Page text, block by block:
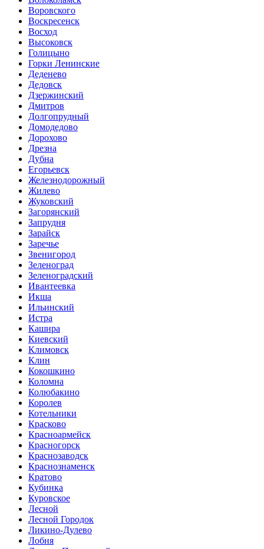
Воровского
Воскресенск
Восход
Высоковск
Голицыно
Горки Ленинские
Деденево
Дедовск
Дзержинский
Дмитров
Долгопрудный
Домодедово
Дорохово
Дрезна
Дубна
Егорьевск
Железнодорожный
Жилево
Жуковский
Загорянский
Запрудня
Зарайск
Заречье
Звенигород
Зеленоград
Зеленоградский
Ивантеевка
Икша
Ильинский
Истра
Кашира
Киевский
Климовск
Клин
Кокошкино
Коломна
Колюбакино
Королев
Котельники
Красково
Красноармейск
Красногорск
Краснозаводск
Краснознаменск
Кратово
Кубинка
Куровское
Лесной
Лесной Городок
Ликино-Дулево
Лобня